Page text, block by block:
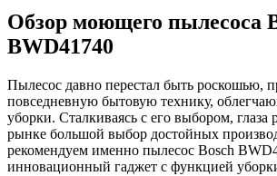
Обзор моющего пылесоса
BWD41740
Пылесос давно перестал быть роскошью,
повседневную бытовую технику,
уборки. Сталкиваясь с его выбором, глаза
рынке большой выбор достойных
рекомендуем именно пылесос Bosch
инновационный гаджет с функцией